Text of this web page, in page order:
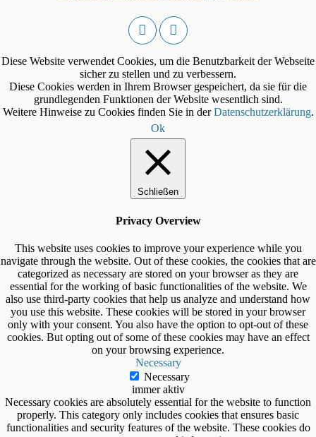
Diese Website verwendet Cookies, um die Benutzbarkeit der Webseite
sicher zu stellen und zu verbessern.
Diese Cookies werden in Ihrem Browser gespeichert, da sie für die
grundlegenden Funktionen der Website wesentlich sind.
Weitere Hinweise zu Cookies finden Sie in derDatenschutzerklärung.
Ok
Schließen
Privacy Overview
This website uses cookies to improve your experience while you
navigate through the website. Out of these cookies, the cookies that are
categorized as necessary are stored on your browser as they are
essential for the working of basic functionalities of the website. We
also use third-party cookies that help us analyze and understand how
you use this website. These cookies will be stored in your browser
only with your consent. You also have the option to opt-out of these
cookies. But opting out of some of these cookies may have an effect
on your browsing experience.
Necessary
Necessary
immer aktiv
Necessary cookies are absolutely essential for the website to function
properly. This category only includes cookies that ensures basic
functionalities and security features of the website. These cookies do